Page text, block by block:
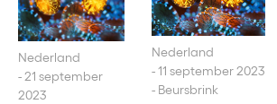
Nederland
21 september
2023
Nederland
11 september 2023
- Beursbrink